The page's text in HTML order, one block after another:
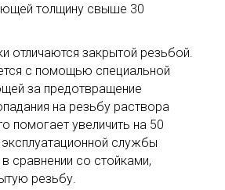
толщину свыше 30
отличаются закрытой резьбой.
с помощью специальной
за предотвращение
на резьбу раствора
помогает увеличить на 50
службы
сравнении со стойками,
резьбу.